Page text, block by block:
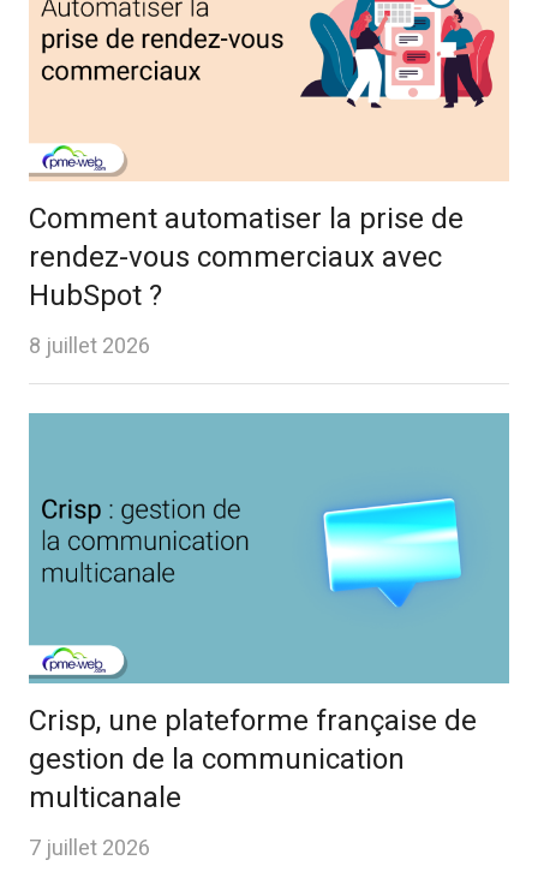
Comment automatiser la prise de
rendez-vous commerciaux avec
HubSpot ?
8 juillet 2026
Crisp, une plateforme française de
gestion de la communication
multicanale
7 juillet 2026